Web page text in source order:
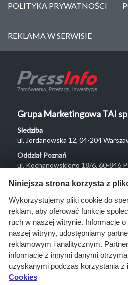
POLITYKA PRYWATNOŚCI
REKLAMA W SERWISIE
Grupa Marketingowa TAI
Siedziba
ul. Jordanowska 12, 04-204
Oddział Poznań
ul. Kochanowskiego 18/6, 60-846
Menu
O nas
Rozwiązania
Monitoring
przetargów
Raporty
przetargowe
Niniejsza strona korzysta z
Wykorzystujemy pliki cookie do
reklam, aby oferować funkcje
ruch w naszej witrynie. Informacje
naszej witryny, udostępniamy
reklamowym i analitycznym.
informacje z innymi danymi
uzyskanymi podczas korzystania z
Cookies